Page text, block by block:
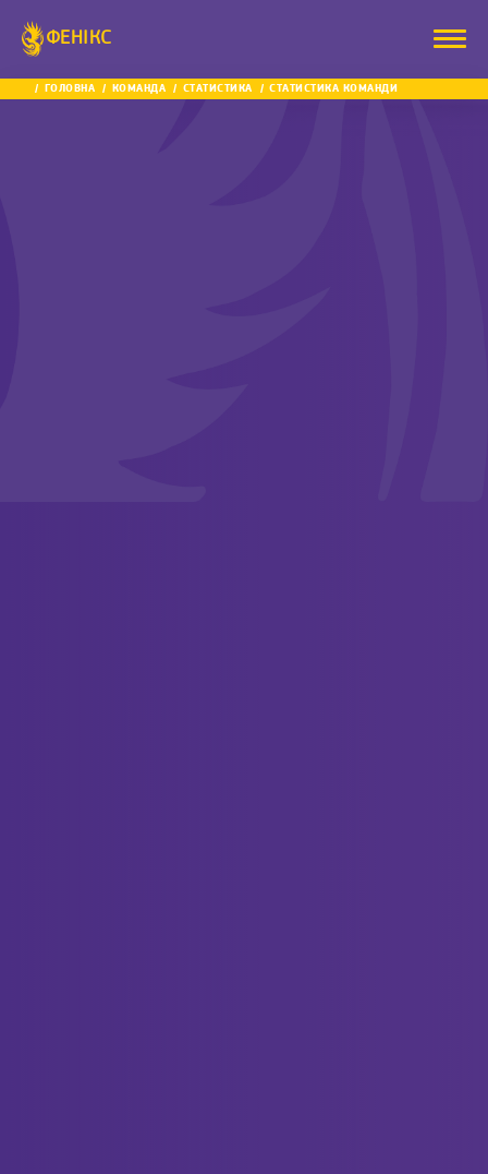
ФЕНІКС
ГОЛОВНА КОМАНДА СТАТИСТИКА СТАТИСТИКА КОМАНДИ